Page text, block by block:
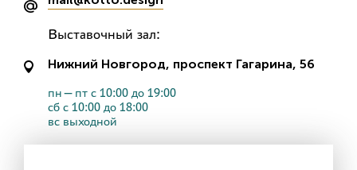
Выставочный зал:
Нижний Новгород, проспект Гагарина, 56
пн—пт с 10:00 до 19:00
сб с 10:00 до 18:00
вс выходной